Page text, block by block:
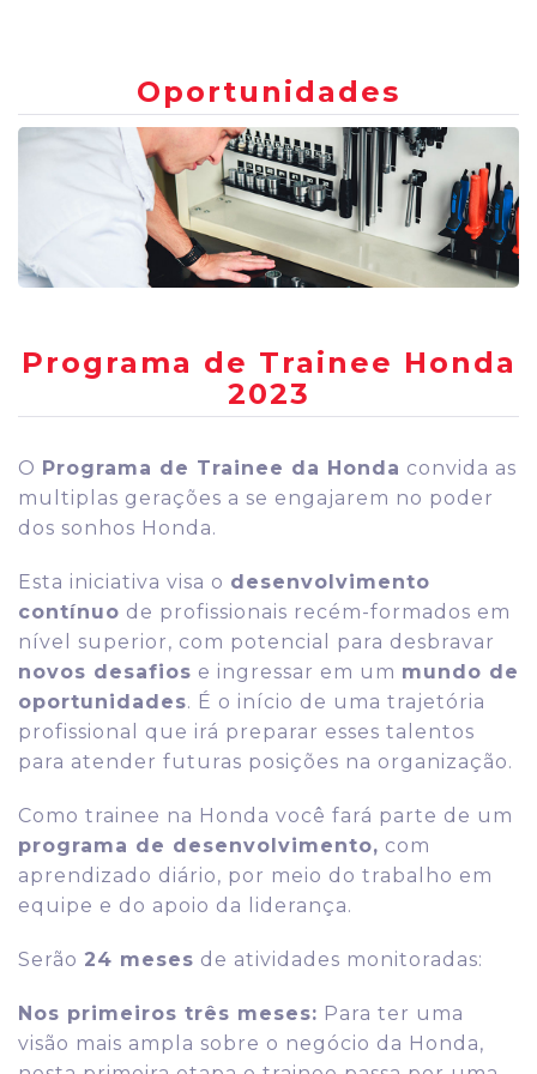
Oportunidades
Programa de Trainee Honda
2023
O Programa de Trainee da Honda convida as
multiplas gerações a se engajarem no poder
dos sonhos Honda.
Esta iniciativa visa o desenvolvimento
contínuo de profissionais recém-formados em
nível superior, com potencial para desbravar
novos desafios e ingressar em um mundo de
oportunidades. É o início de uma trajetória
profissional que irá preparar esses talentos
para atender futuras posições na organização.
Como trainee na Honda você fará parte de um
programa de desenvolvimento, com
aprendizado diário, por meio do trabalho em
equipe e do apoio da liderança.
Serão 24 meses de atividades monitoradas:
Nos primeiros três meses: Para ter uma
visão mais ampla sobre o negócio da Honda,